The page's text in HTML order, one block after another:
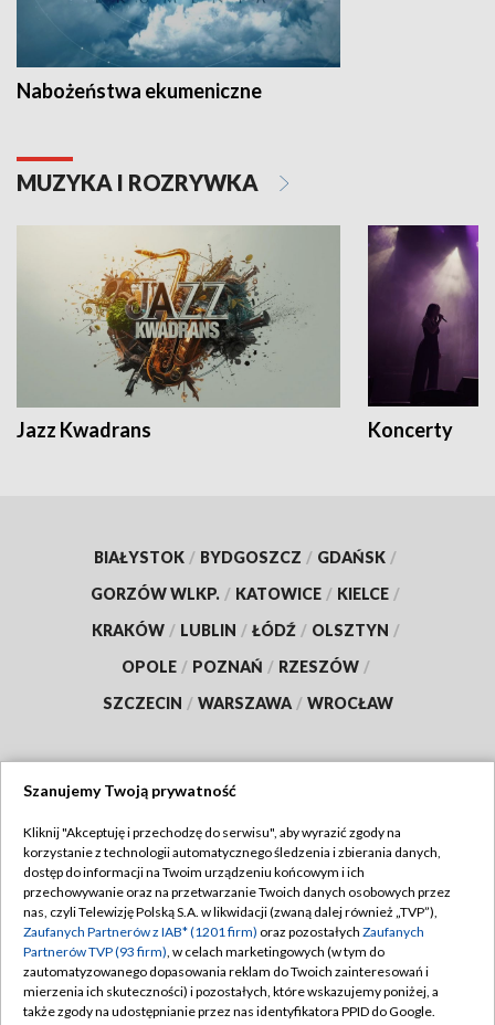
Nabożeństwa ekumeniczne
MUZYKA I ROZRYWKA
Jazz Kwadrans Koncerty
BIAŁYSTOK / BYDGOSZCZ / GDAŃSK /
GORZÓW WLKP. / KATOWICE / KIELCE /
KRAKÓW / LUBLIN / ŁÓDŹ / OLSZTYN /
OPOLE / POZNAŃ / RZESZÓW /
SZCZECIN / WARSZAWA / WROCŁAW
TVP
Abonament TVP
Emisja w TVP
Centrum informacji TVP
Naziemna Telewizja Cyfrowa
Regulamin TVP
Polityka prywatności
Moje zgody
Pomoc
Szanujemy Twoją prywatność
Kliknij "Akceptuję i przechodzę do serwisu", aby wyrazić zgody na
korzystanie z technologii automatycznego śledzenia i zbierania danych,
dostęp do informacji na Twoim urządzeniu końcowym i ich
przechowywanie oraz na przetwarzanie Twoich danych osobowych przez
nas, czyli Telewizję Polską S.A. w likwidacji (zwaną dalej również „TVP”),
Zaufanych Partnerów z IAB* (1201 firm) oraz pozostałych Zaufanych
Partnerów TVP (93 firm), w celach marketingowych (w tym do
zautomatyzowanego dopasowania reklam do Twoich zainteresowań i
mierzenia ich skuteczności) i pozostałych, które wskazujemy poniżej, a
także zgody na udostępnianie przez nas identyfikatora PPID do Google.